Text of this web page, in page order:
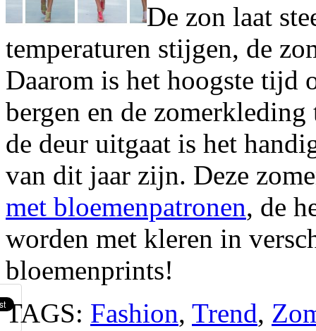
De zon laat
temperaturen stijgen, de
Daarom is het hoogste tijd
bergen en de
de deur uitgaat is het
van dit jaar zijn. Deze
met bloemenpatronen, de
worden met kleren in
bloemenprints!
TAGS: Fashion, Trend,